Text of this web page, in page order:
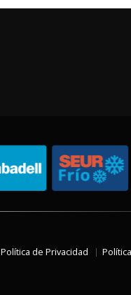
Política de Privacidad